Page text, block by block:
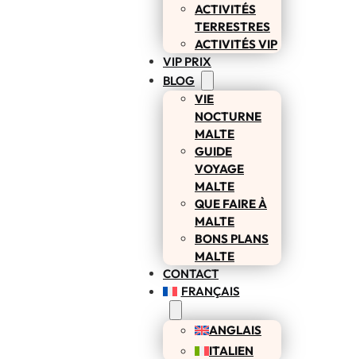
ACTIVITÉS
TERRESTRES
ACTIVITÉS VIP
VIP PRIX
BLOG
VIE
NOCTURNE
MALTE
GUIDE
VOYAGE
MALTE
QUE FAIRE À
MALTE
BONS PLANS
MALTE
CONTACT
FRANÇAIS
ANGLAIS
ITALIEN